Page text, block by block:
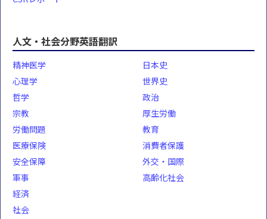
人文・社会分野英語翻訳
精神医学
心理学
哲学
宗教
日本史
世界史
政治
厚生労働
労働問題
医療保険
安全保障
軍事
教育
消費者保護
外交・国際
高齢化社会
経済
社会